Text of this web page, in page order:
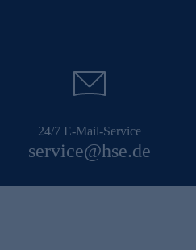
24/7 E-Mail-Service
service@hse.de